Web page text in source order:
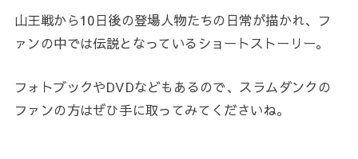
山王戦から10日後の登場人物たちの日常が描かれ、フ
ァンの中では伝説となっているショートストーリー。
フォトブックやDVDなどもあるので、スラムダンクの
ファンの方はぜひ手に取ってみてくださいね。